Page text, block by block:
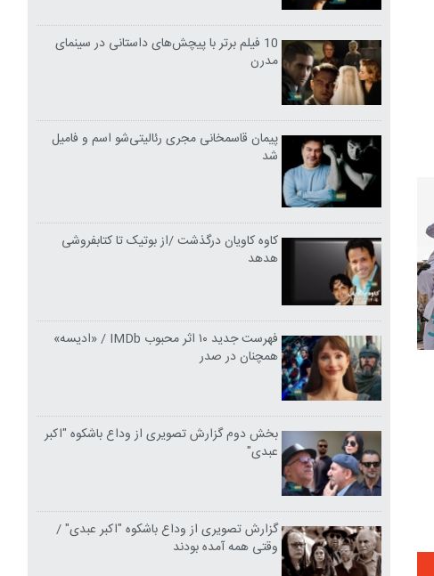
10 فیلم برتر با پیچش‌های داستانی در سینمای
مدرن
پیمان قاسمخانی مجری رئالیتی‌شو اسم و فامیل
شد
کاوه کاویان درگذشت /از بوتیک تا کتابفروشی
هدهد
فهرست جدید ۱۰ اثر محبوب IMDb / «ادیسه»
همچنان در صدر
بخش دوم گزارش تصویری از وداع باشکوه "اکبر
عبدی"
گزارش تصویری از وداع باشکوه "اکبر عبدی" /
وقتی همه آمده بودند